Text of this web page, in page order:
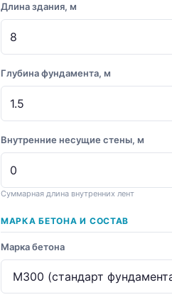
Длина здания, м
Глубина фундамента, м
Внутренние несущие стены, м
Суммарная длина внутренних лент
МАРКА БЕТОНА И СОСТАВ
Марка бетона